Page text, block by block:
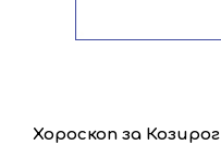
Хороскоп за Козирог